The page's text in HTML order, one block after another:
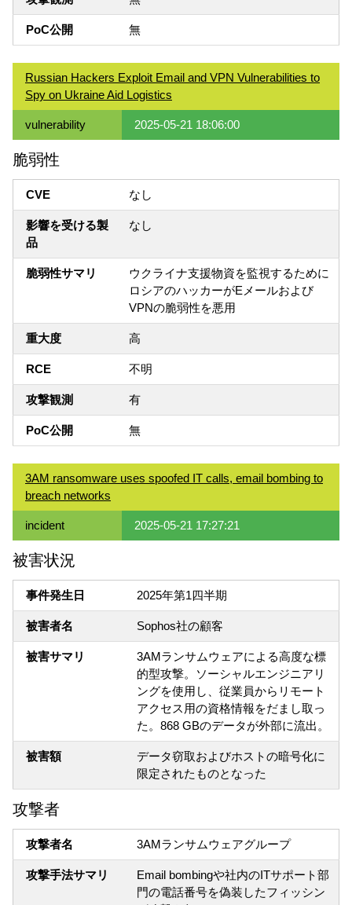
PoC公開 無
Russian Hackers Exploit Email and VPN Vulnerabilities to
Spy on Ukraine Aid Logistics
vulnerability 2025-05-21 18:06:00
脆弱性
CVE なし
影響を受ける製
品
なし
脆弱性サマリ
ウクライナ支援物資を監視するために
ロシアのハッカーがEメールおよび
VPNの脆弱性を悪用
重大度 高
RCE 不明
攻撃観測 有
PoC公開 無
3AM ransomware uses spoofed IT calls, email bombing to
breach networks
incident 2025-05-21 17:27:21
被害状況
事件発生日 2025年第1四半期
被害者名 Sophos社の顧客
被害サマリ
3AMランサムウェアによる高度な標
的型攻撃。ソーシャルエンジニアリ
ングを使用し、従業員からリモート
アクセス用の資格情報をだまし取っ
た。868 GBのデータが外部に流出。
被害額
データ窃取およびホストの暗号化に
限定されたものとなった
攻撃者
攻撃者名 3AMランサムウェアグループ
攻撃手法サマリ
Email bombingや社内のITサポート部
門の電話番号を偽装したフィッシン